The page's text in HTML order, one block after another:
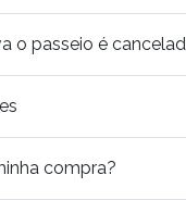
o passeio é
compra?